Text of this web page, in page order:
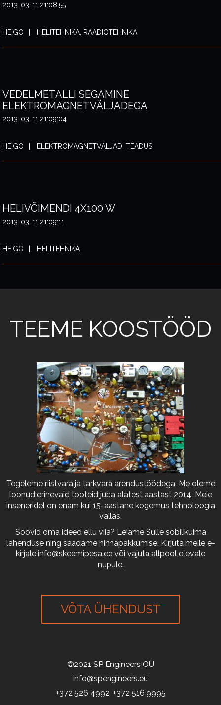
2013-03-11 21:08:55
HEIGO HELITEHNIKA, RAADIOTEHNIKA
VEDELMETALLI SEGAMINE
ELEKTROMAGNETVÄLJADEGA
2013-03-11 21:09:04
HEIGO ELEKTROMAGNETVÄLJAD, TEADUS
HELIVÕIMENDI 4X100 W
2013-03-11 21:09:11
HEIGO HELITEHNIKA
TEEME KOOSTÖÖD
Tegeleme riistvara ja tarkvara arendustöödega. Me oleme
loonud erinevaid tooteid juba alatest aastast 2014. Meie
inseneridel on enam kui 15-aastane kogemus tehnoloogia
vallas.
Soovid oma ideed ellu viia? Leiame Sulle sobilikuima
lahenduse ning saadame hinnapakkumise. Kirjuta meile e-
kirjale info@skeemipesa.ee või vajuta allpool olevale
nupule.
VÕTA ÜHENDUST
©2021 SP Engineers OÜ
info@spengineers.eu
+372 526 4992; +372 516 9995